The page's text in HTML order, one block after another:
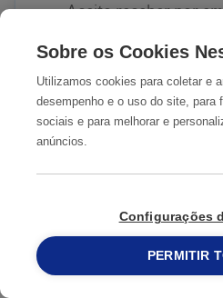
Aceito receber por
newsletters
COMO
Sobre os Cookies
Utilizamos cookies para coletar e
desempenho e o uso do site, para
sociais e para melhorar e
anúncios.
Configurações
PERMITIR